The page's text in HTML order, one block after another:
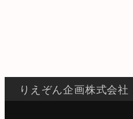
りえぞん企画株式会社